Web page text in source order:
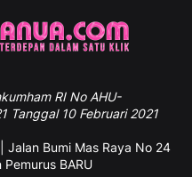
RI No AHU-
Tanggal 10 Februari 2021
Jalan Bumi Mas Raya No 24
BARU